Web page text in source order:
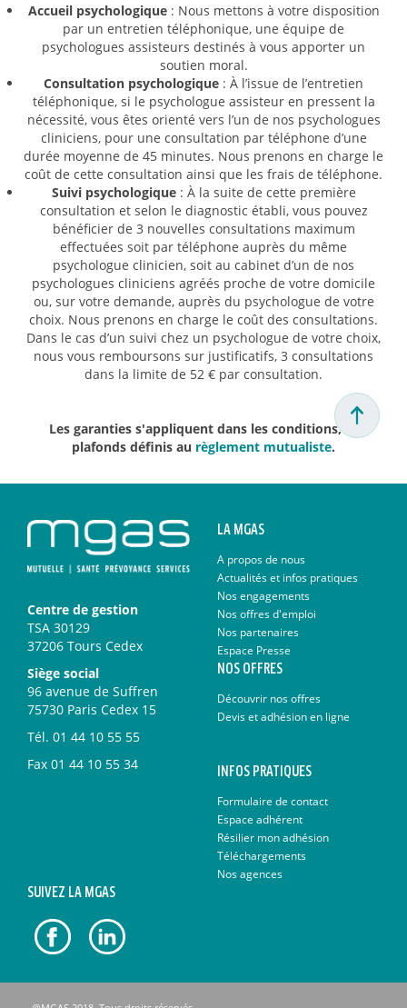
Accueil psychologique: Nous mettons à votre disposition
par un entretien téléphonique, une équipe de
psychologues assisteurs destinés à vous apporter un
soutien moral.
Consultation psychologique : À l’issue de l’entretien
téléphonique, si le psychologue assisteur en pressent la
nécessité, vous êtes orienté vers l’un de nos psychologues
cliniciens, pour une consultation par téléphone d’une
durée moyenne de 45 minutes. Nous prenons en charge le
coût de cette consultation ainsi que les frais de téléphone.
Suivi psychologique: À la suite de cette première
consultation et selon le diagnostic établi, vous pouvez
bénéficier de 3 nouvelles consultations maximum
effectuées soit par téléphone auprès du même
psychologue clinicien, soit au cabinet d’un de nos
psychologues cliniciens agréés proche de votre domicile
ou, sur votre demande, auprès du psychologue de votre
choix. Nous prenons en charge le coût des consultations.
Dans le cas d’un suivi chez un psychologue de votre choix,
nous vous remboursons sur justificatifs, 3 consultations
dans la limite de 52 € par consultation.
Les garanties s'appliquent dans les conditions, et
plafonds définis au règlement mutualiste.
Centre de gestion
TSA 30129
37206 Tours Cedex
Siège social
96 avenue de Suffren
75730 Paris Cedex 15
Tél. 01 44 10 55 55
Fax 01 44 10 55 34
LA MGAS
A propos de nous
Actualités et infos pratiques
Nos engagements
Nos offres d'emploi
Nos partenaires
Espace Presse
NOS OFFRES
Découvrir nos offres
Devis et adhésion en ligne
INFOS PRATIQUES
Formulaire de contact
Espace adhérent
Résilier mon adhésion
Téléchargements
Nos agences
SUIVEZ LA MGAS